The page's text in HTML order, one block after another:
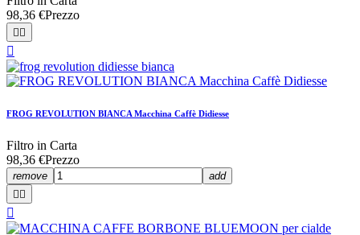
98,36 €Prezzo
 

FROG REVOLUTION BIANCA Macchina Caffè Didiesse
Filtro in Carta
98,36 €Prezzo
remove
add
 
